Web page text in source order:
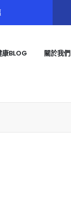
康BLOG 關於我們